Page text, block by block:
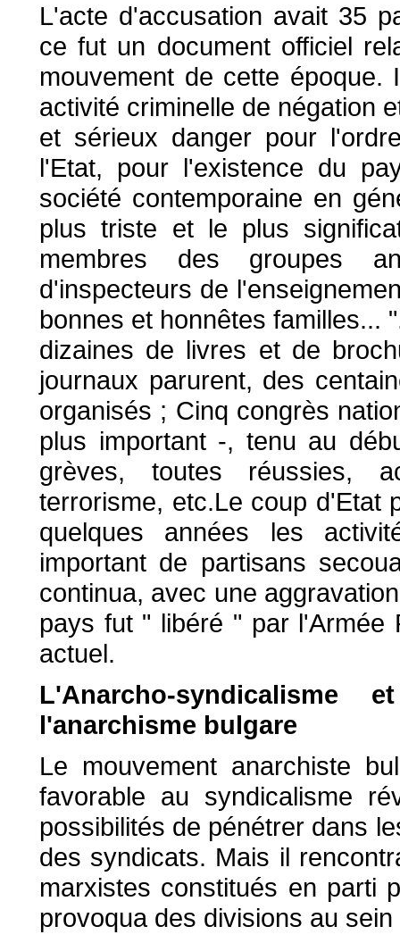
L'acte d'accusation avait 35
ce fut un document officiel
mouvement de cette
activité criminelle de négation
et sérieux danger pour
l'Etat, pour l'existence du
société contemporaine en
plus triste et le plus
membres des groupes
d'inspecteurs de
bonnes et honnêtes familles...
dizaines de livres et de
journaux parurent, des
organisés ; Cinq congrès
plus important -, tenu au
grèves, toutes réussies,
terrorisme, etc.Le coup d'Etat
quelques années les
important de partisans
continua, avec une
pays fut " libéré " par l'Armée
actuel.
L'Anarcho-syndicalisme
l'anarchisme bulgare
Le mouvement anarchiste
favorable au syndicalisme
possibilités de pénétrer dans
des syndicats. Mais il
marxistes constitués en parti
provoqua des divisions au